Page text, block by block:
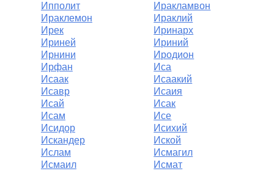
Ипполит
Иракламвон
Ираклемон
Ираклий
Ирек
Иринарх
Ириней
Ириний
Ирнини
Иродион
Ирфан
Иса
Исаак
Исаакий
Исавр
Исаия
Исай
Исак
Исам
Исе
Исидор
Исихий
Искандер
Иской
Ислам
Исмагил
Исмаил
Исмат